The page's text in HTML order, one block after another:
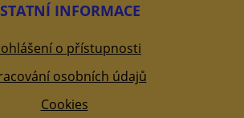
INFORMACE
o přístupnosti
osobních údajů
Cookies